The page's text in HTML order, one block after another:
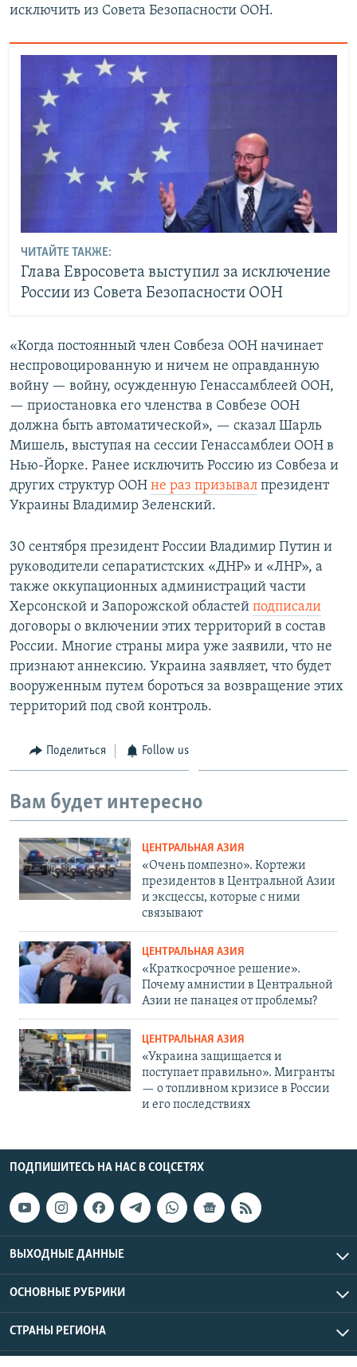
исключить из Совета Безопасности ООН.
ЧИТАЙТЕ ТАКЖЕ:
Глава Евросовета выступил за исключение
России из Совета Безопасности ООН
«Когда постоянный член Совбеза ООН начинает
неспровоцированную и ничем не оправданную
войну — войну, осужденную Генассамблеей ООН,
— приостановка его членства в Совбезе ООН
должна быть автоматической», — сказал Шарль
Мишель, выступая на сессии Генассамблеи ООН в
Нью-Йорке. Ранее исключить Россию из Совбеза и
других структур ООН не раз призывал президент
Украины Владимир Зеленский.
30 сентября президент России Владимир Путин и
руководители сепаратистских «ДНР» и «ЛНР», а
также оккупационных администраций части
Херсонской и Запорожской областей подписали
договоры о включении этих территорий в состав
России. Многие страны мира уже заявили, что не
признают аннексию. Украина заявляет, что будет
вооруженным путем бороться за возвращение этих
территорий под свой контроль.
Поделиться Follow us
Вам будет интересно
ЦЕНТРАЛЬНАЯ АЗИЯ
«Очень помпезно». Кортежи
президентов в Центральной Азии
и эксцессы, которые с ними
связывают
ЦЕНТРАЛЬНАЯ АЗИЯ
«Краткосрочное решение».
Почему амнистии в Центральной
Азии не панацея от проблемы?
ЦЕНТРАЛЬНАЯ АЗИЯ
«Украина защищается и
поступает правильно». Мигранты
— о топливном кризисе в России
и его последствиях
ПОДПИШИТЕСЬ НА НАС В СОЦСЕТЯХ
ВЫХОДНЫЕ ДАННЫЕ
ОСНОВНЫЕ РУБРИКИ
СТРАНЫ РЕГИОНА